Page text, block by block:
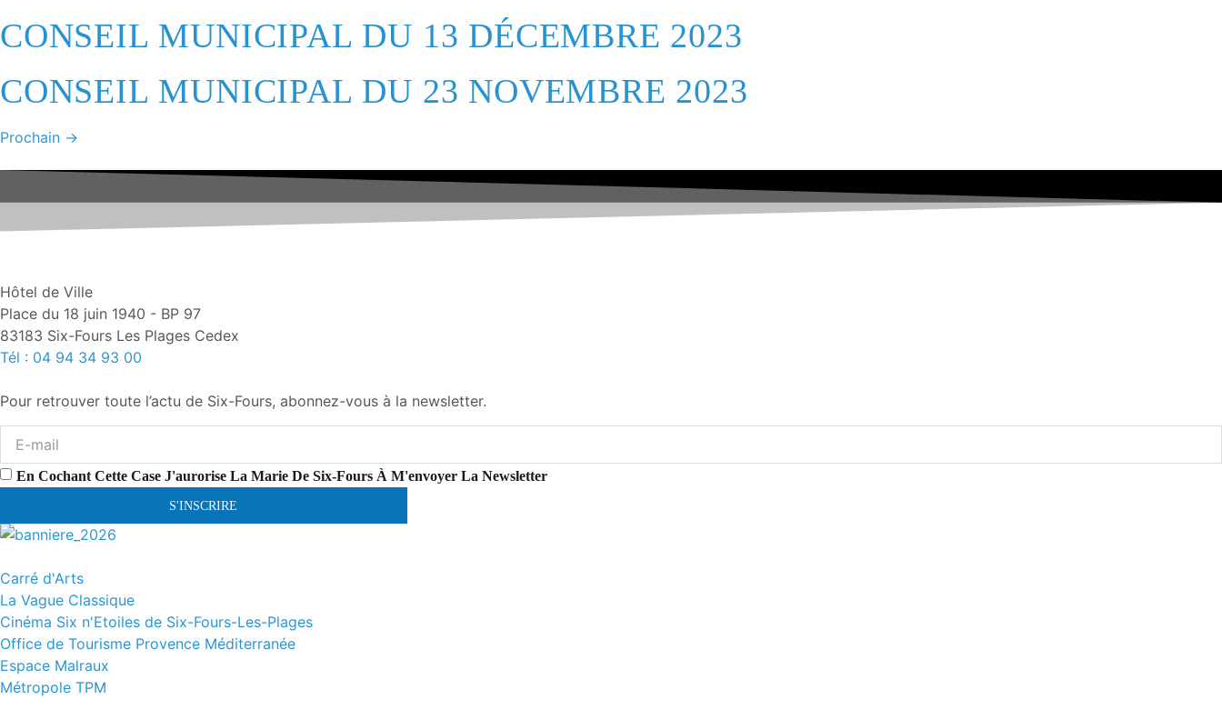
CONSEIL MUNICIPAL DU 13 DÉCEMBRE 2023
CONSEIL MUNICIPAL DU 23 NOVEMBRE 2023
Prochain →
Hôtel de Ville
Place du 18 juin 1940 - BP 97
83183 Six-Fours Les Plages Cedex
Tél : 04 94 34 93 00
Pour retrouver toute l’actu de Six-Fours, abonnez-vous à la newsletter.
En Cochant Cette Case J'aurorise La Marie De Six-Fours À M'envoyer La Newsletter
S'INSCRIRE
Carré d'Arts
La Vague Classique
Cinéma Six n'Etoiles de Six-Fours-Les-Plages
Office de Tourisme Provence Méditerranée
Espace Malraux
Métropole TPM